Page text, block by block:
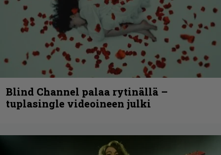
Blind Channel palaa rytinällä –
tuplasingle videoineen julki